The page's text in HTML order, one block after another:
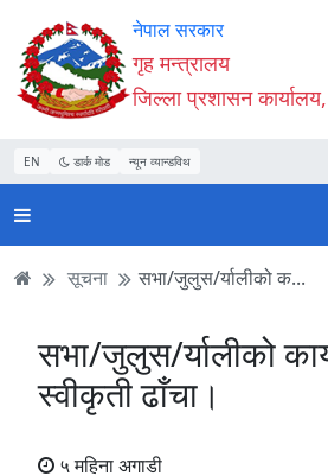
Accessibility
Mode
सुरु
गर्नुहोस्
सामाग्री
पढ्नुहाेस्
नेभिगेसन
पढ्नुहाेस्
वेबसाइट
खोजमा
जानुहोस्
नेपाल सरकार
गृह मन्त्रालय
जिल्ला प्रशासन
EN डार्क मोड न्यून व्यान्डविथ
सूचना सभा/जुलुस/र्यालीको क...
सभा/जुलुस/र्यालीको
स्वीकृती ढाँचा।
५ महिना अगाडी